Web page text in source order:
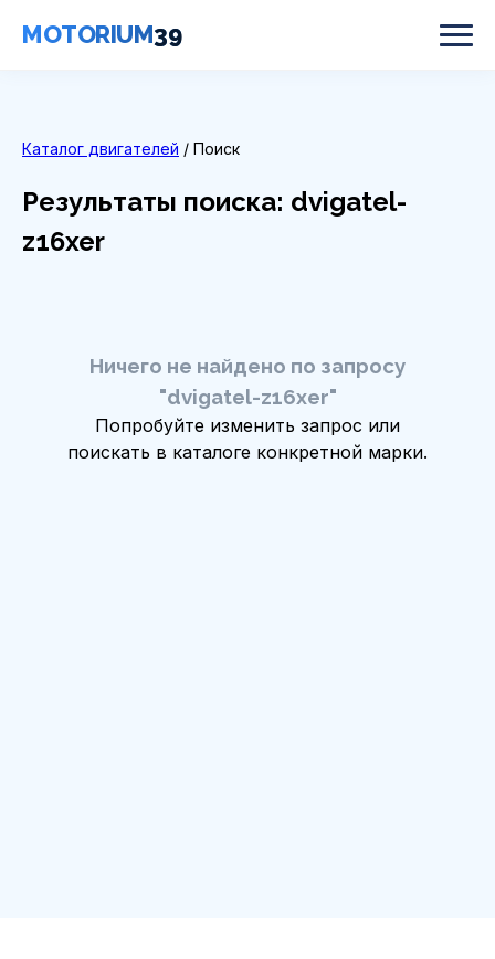
MOTORIUM39
Каталог двигателей / Поиск
Результаты поиска: dvigatel-
z16xer
Ничего не найдено по запросу
"dvigatel-z16xer"
Попробуйте изменить запрос или
поискать в каталоге конкретной марки.